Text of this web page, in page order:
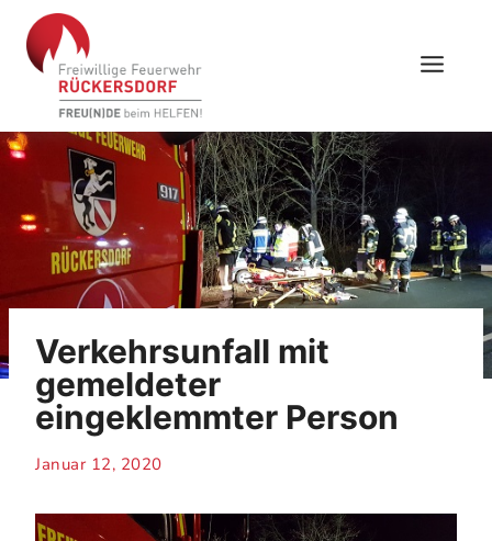
content
Verkehrsunfall mit
gemeldeter
eingeklemmter Person
Januar 12, 2020